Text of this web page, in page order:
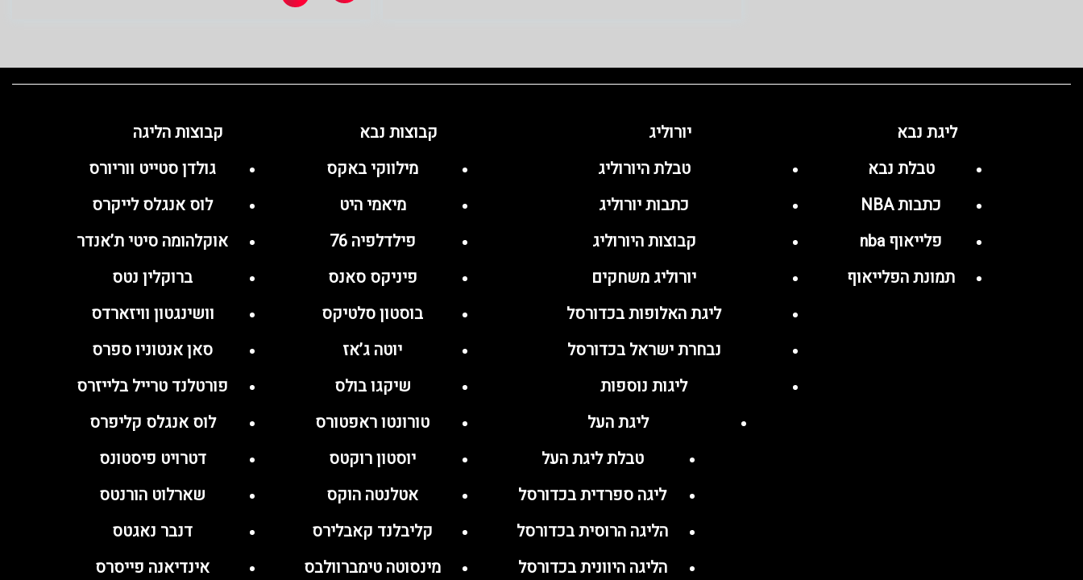
ליגת נבא
טבלת נבא
כתבות NBA
פלייאוף nba
תמונת הפלייאוף
יורוליג
טבלת היורוליג
כתבות יורוליג
קבוצות היורוליג
יורוליג משחקים
ליגת האלופות בכדורסל
נבחרת ישראל בכדורסל
ליגות נוספות
ליגת העל
טבלת ליגת העל
ליגה ספרדית בכדורסל
הליגה הרוסית בכדורסל
הליגה היוונית בכדורסל
קבוצות נבא
מילווקי באקס
מיאמי היט
פילדלפיה 76
פיניקס סאנס
בוסטון סלטיקס
יוטה ג’אז
שיקגו בולס
טורונטו ראפטורס
יוסטון רוקטס
אטלנטה הוקס
קליבלנד קאבלירס
מינסוטה טימברוולבס
קבוצות הליגה
גולדן סטייט ווריורס
לוס אנגלס לייקרס
אוקלהומה סיטי ת’אנדר
ברוקלין נטס
וושינגטון וויזארדס
סאן אנטוניו ספרס
פורטלנד טרייל בלייזרס
לוס אנגלס קליפרס
דטרויט פיסטונס
שארלוט הורנטס
דנבר נאגטס
אינדיאנה פייסרס